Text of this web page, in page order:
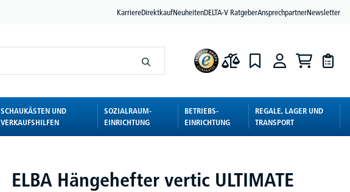
KarriereDirektkaufNeuheitenDELTA-V RatgeberAnsprechpartnerNewsletter
SCHAUKÄSTEN UND
VERKAUFSHILFEN
SOZIALRAUM-
EINRICHTUNG
BETRIEBS-
EINRICHTUNG
REGALE, LAGER UND
TRANSPORT
ELBA Hängehefter vertic ULTIMATE